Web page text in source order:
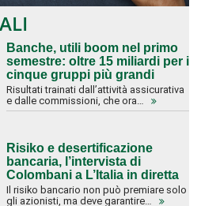
Banche, utili boom nel primo
semestre: oltre 15 miliardi per i
cinque gruppi più grandi
Risultati trainati dall’attività assicurativa
e dalle commissioni, che ora…
Risiko e desertificazione
bancaria, l’intervista di
Colombani a L’Italia in diretta
Il risiko bancario non può premiare solo
gli azionisti, ma deve garantire…